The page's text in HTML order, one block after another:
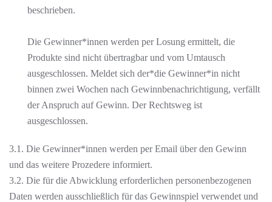
beschrieben.
Die Gewinner*innen werden per Losung ermittelt, die
Produkte sind nicht übertragbar und vom Umtausch
ausgeschlossen. Meldet sich der*die Gewinner*in nicht
binnen zwei Wochen nach Gewinnbenachrichtigung, verfällt
der Anspruch auf Gewinn. Der Rechtsweg ist
ausgeschlossen.
3.1. Die Gewinner*innen werden per Email über den Gewinn
und das weitere Prozedere informiert.
3.2. Die für die Abwicklung erforderlichen personenbezogenen
Daten werden ausschließlich für das Gewinnspiel verwendet und